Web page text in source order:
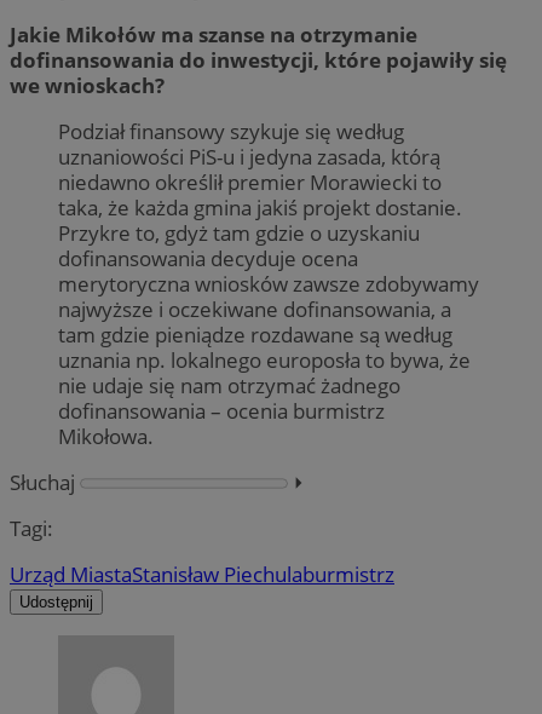
Jakie Mikołów ma szanse na otrzymanie
dofinansowania do inwestycji, które pojawiły się
we wnioskach?
Podział finansowy szykuje się według
uznaniowości PiS-u i jedyna zasada, którą
niedawno określił premier Morawiecki to
taka, że każda gmina jakiś projekt dostanie.
Przykre to, gdyż tam gdzie o uzyskaniu
dofinansowania decyduje ocena
merytoryczna wniosków zawsze zdobywamy
najwyższe i oczekiwane dofinansowania, a
tam gdzie pieniądze rozdawane są według
uznania np. lokalnego europosła to bywa, że
nie udaje się nam otrzymać żadnego
dofinansowania – ocenia burmistrz
Mikołowa.
Słuchaj
⏵︎
Tagi:
Urząd MiastaStanisław Piechulaburmistrz
Udostępnij